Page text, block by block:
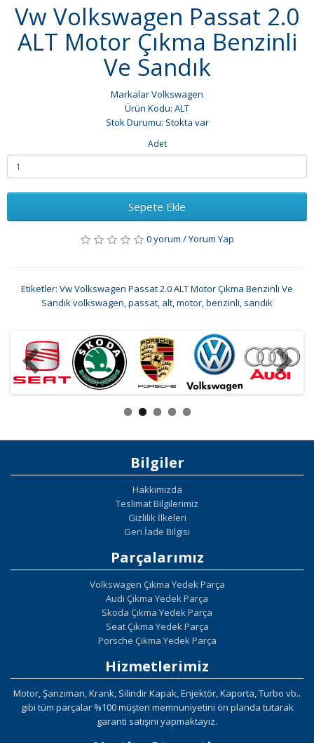
Vw Volkswagen Passat 2.0
ALT Motor Çıkma Benzinli
Ve Sandık
MarkalarVolkswagen
Ürün Kodu: ALT
Stok Durumu: Stokta var
Adet
Sepete Ekle
0 yorum /Yorum Yap
Etiketler: Vw Volkswagen Passat 2.0 ALT Motor Çıkma Benzinli Ve
Sandık volkswagen,passat, alt,motor,benzinli, sandık
Bilgiler
Hakkımızda
Teslimat Bilgilerimiz
Gizlilik İlkeleri
Geri İade Bilgisi
Parçalarımız
Volkswagen Çıkma Yedek Parça
Audi Çıkma Yedek Parça
Skoda Çıkma Yedek Parça
Seat Çıkma Yedek Parça
Porsche Çıkma Yedek Parça
Hizmetlerimiz
Motor, Şanzıman, Krank, Silindir Kapak, Enjektör, Kaporta, Turbo vb..
gibi tüm parçalar %100 müşteri memnuniyetini ön planda tutarak
garanti satışını yapmaktayız.